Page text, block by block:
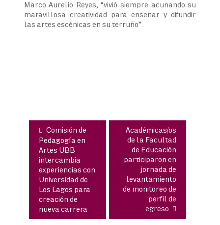
Marco Aurelio Reyes, “vivió siempre acunando su
maravillosa creatividad para enseñar y difundir
las artes escénicas en su terruño”.
Comisión de
Pedagogía en
Artes UBB
intercambia
experiencias con
Universidad de
Los Lagos para
creación de
nueva carrera
Académicas/os
de la Facultad
de Educación
participaron en
jornada de
levantamiento
de monitoreo de
perfil de
egreso